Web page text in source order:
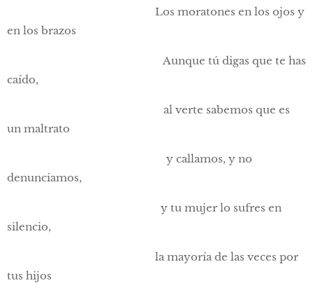
Los moratones en los ojos y
en los brazos
Aunque tú digas que te has
caído,
al verte sabemos que es
un maltrato
y callamos, y no
denunciamos,
y tu mujer lo sufres en
silencio,
la mayoría de las veces por
tus hijos